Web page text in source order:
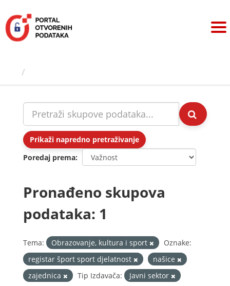
sadržaj
Prikaži napredno pretraživanje
Poredaj prema
Pronađeno skupova
podataka: 1
Tema: Obrazovanje, kultura i sport
Oznake:
registar šport sport djelatnost
našice
zajednica
Tip Izdavača:
Javni sektor